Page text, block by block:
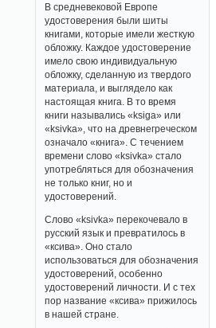
В средневековой Европе
удостоверения были шиты
книгами, которые имели жесткую
обложку. Каждое удостоверение
имело свою индивидуальную
обложку, сделанную из твердого
материала, и выглядело как
настоящая книга. В то время
книги назывались «ksiga» или
«ksivka», что на древнегреческом
означало «книга». С течением
времени слово «ksivka» стало
употребляться для обозначения
не только книг, но и
удостоверений.
Слово «ksivka» перекочевало в
русский язык и превратилось в
«ксива». Оно стало
использоваться для обозначения
удостоверений, особенно
удостоверений личности. И с тех
пор название «ксива» прижилось
в нашей стране.